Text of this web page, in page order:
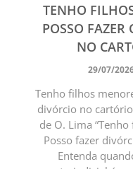
TENHO
POSSO FAZER
NO
29/07/
Tenho filhos
divórcio no
de O. Lima
Posso fazer
Entenda